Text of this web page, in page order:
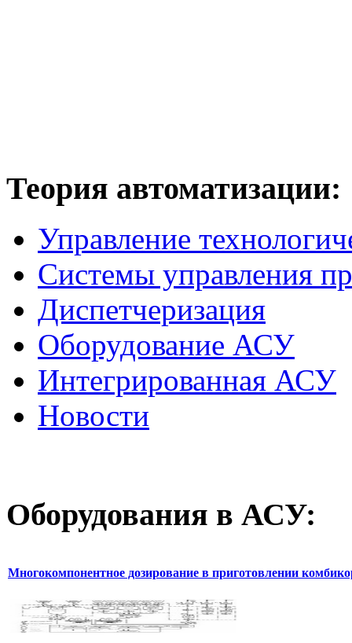
Теория автоматизации:
Управление
Системы управления
Диспетчеризация
Оборудование АСУ
Интегрированная АСУ
Новости
Оборудования в АСУ:
Многокомпонентное дозирование в приготовлении